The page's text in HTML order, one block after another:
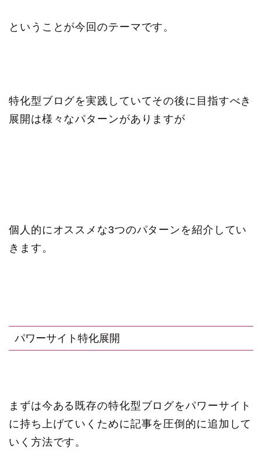
ということが今回のテーマです。
特化型ブログを実践していてその後に目指すべき
展開は様々なパターンがありますが
個人的にオススメな3つのパターンを紹介してい
きます。
パワーサイト特化展開
まずは今ある既存の特化型ブログをパワーサイト
に持ち上げていくために記事を圧倒的に追加して
いく方法です。